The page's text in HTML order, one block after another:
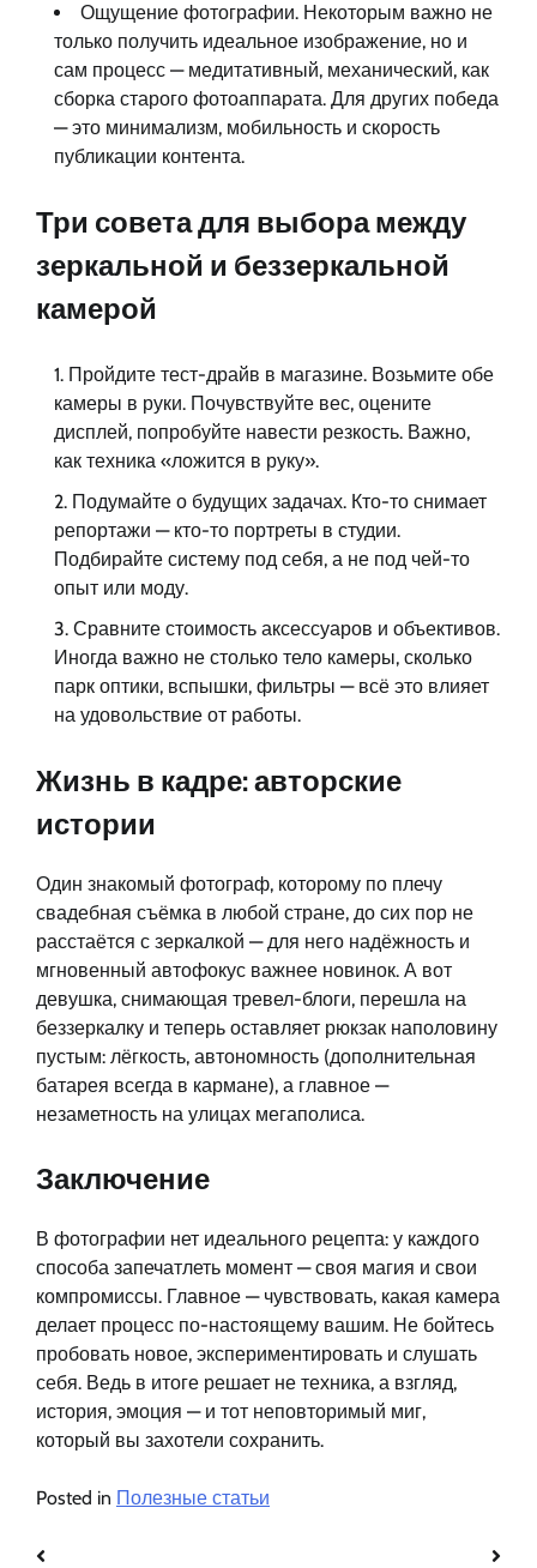
Ощущение фотографии. Некоторым важно не
только получить идеальное изображение, но и
сам процесс — медитативный, механический, как
сборка старого фотоаппарата. Для других победа
— это минимализм, мобильность и скорость
публикации контента.
Три совета для выбора между
зеркальной и беззеркальной
камерой
Пройдите тест-драйв в магазине. Возьмите обе
камеры в руки. Почувствуйте вес, оцените
дисплей, попробуйте навести резкость. Важно,
как техника «ложится в руку».
Подумайте о будущих задачах. Кто-то снимает
репортажи — кто-то портреты в студии.
Подбирайте систему под себя, а не под чей-то
опыт или моду.
Сравните стоимость аксессуаров и объективов.
Иногда важно не столько тело камеры, сколько
парк оптики, вспышки, фильтры — всё это влияет
на удовольствие от работы.
Жизнь в кадре: авторские
истории
Один знакомый фотограф, которому по плечу
свадебная съёмка в любой стране, до сих пор не
расстаётся с зеркалкой — для него надёжность и
мгновенный автофокус важнее новинок. А вот
девушка, снимающая тревел-блоги, перешла на
беззеркалку и теперь оставляет рюкзак наполовину
пустым: лёгкость, автономность (дополнительная
батарея всегда в кармане), а главное —
незаметность на улицах мегаполиса.
Заключение
В фотографии нет идеального рецепта: у каждого
способа запечатлеть момент — своя магия и свои
компромиссы. Главное — чувствовать, какая камера
делает процесс по-настоящему вашим. Не бойтесь
пробовать новое, экспериментировать и слушать
себя. Ведь в итоге решает не техника, а взгляд,
история, эмоция — и тот неповторимый миг,
который вы захотели сохранить.
Posted in Полезные статьи
Навигация